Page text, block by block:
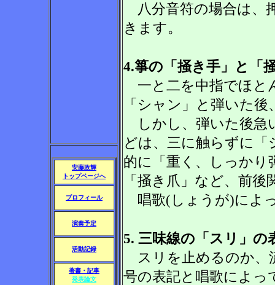
八分音符の場合は、
きます。
4.箏の「掻き手」と「
一と二を中指でほと
「シャン」と弾いた
しかし、弾いた後急
どは、三に触らずに
的に「重く、しっかり
「掻き爪」など、前
唱歌(しょうが)によ
5. 三味線の「スリ」の
スリを止めるのか、
号の表記と唱歌によっ
安藤政輝
トップページへ
プロフィール
演奏予定
活動記録
著書・記事
発表論文